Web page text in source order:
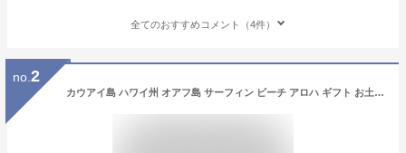
全てのおすすめコメント（4件）
no. 2
カウアイ島 ハワイ州 オアフ島 サーフィン ビーチ アロハ ギフト お土産 波 オーゼアン ヤシの木 アトランティック Tシャツ